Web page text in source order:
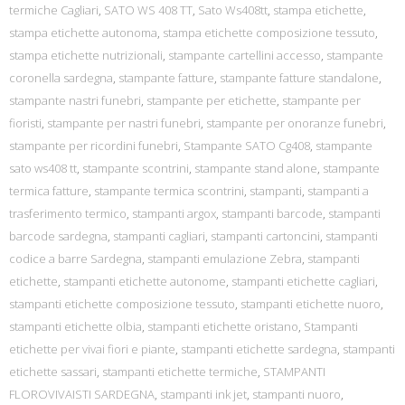
termiche Cagliari, SATO WS 408 TT, Sato Ws408tt, stampa etichette,
stampa etichette autonoma, stampa etichette composizione tessuto,
stampa etichette nutrizionali, stampante cartellini accesso, stampante
coronella sardegna, stampante fatture, stampante fatture standalone,
stampante nastri funebri, stampante per etichette, stampante per
fioristi, stampante per nastri funebri, stampante per onoranze funebri,
stampante per ricordini funebri, Stampante SATO Cg408, stampante
sato ws408 tt, stampante scontrini, stampante stand alone, stampante
termica fatture, stampante termica scontrini, stampanti, stampanti a
trasferimento termico, stampanti argox, stampanti barcode, stampanti
barcode sardegna, stampanti cagliari, stampanti cartoncini, stampanti
codice a barre Sardegna, stampanti emulazione Zebra, stampanti
etichette, stampanti etichette autonome, stampanti etichette cagliari,
stampanti etichette composizione tessuto, stampanti etichette nuoro,
stampanti etichette olbia, stampanti etichette oristano, Stampanti
etichette per vivai fiori e piante, stampanti etichette sardegna, stampanti
etichette sassari, stampanti etichette termiche, STAMPANTI
FLOROVIVAISTI SARDEGNA, stampanti ink jet, stampanti nuoro,